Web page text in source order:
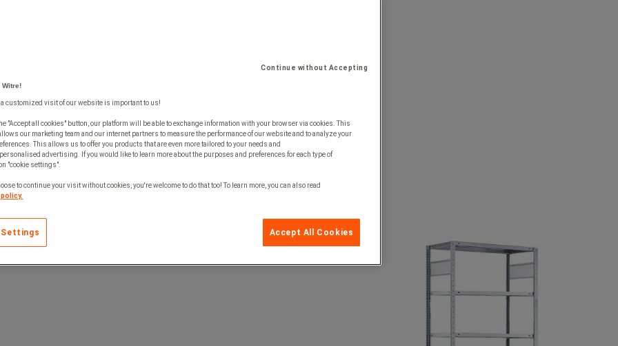
ett krysstag och fem eller sex hyllor.
upp till hela 1800 kg.
hyllplan.
olika djup.
Continue without Accepting
Witre!
customized visit of our website is important to us!
"Accept all cookies" button, our platform will be able to exchange information with your browser via cookies. This
our marketing team and our internet partners to measure the performance of our website and to analyze your
This allows us to offer you products that are even more tailored to your needs and
advertising. If you would like to learn more about the purposes and preferences for each type of
"cookie settings".
to continue your visit without cookies, you're welcome to do that too! To learn more, you can also read
Accept All Cookies